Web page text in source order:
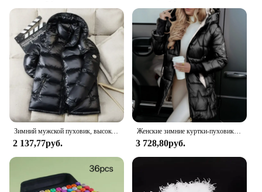
Зимний мужской пуховик, высокое качество, корейская мода, повседневная куртка, 90% белый утиный пух, короткий стиль, утепленные теплые пуховики 3XL
2 137,77руб.
Женские зимние куртки-пуховики с капюшоном, модное пуховое пальто, женские парки, повседневное свободное однотонное теплое пальто с длинными рукавами
3 728,80руб.